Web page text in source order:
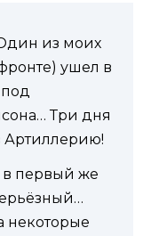
из моих
ушел в
Три дня
Артиллерию!
в первый же
некоторые